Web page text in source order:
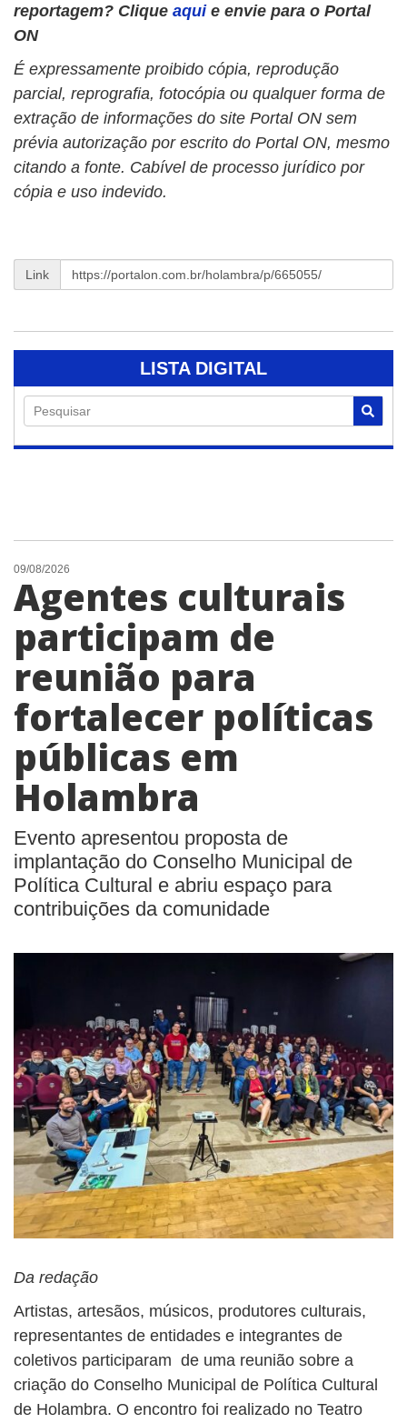
reportagem? Clique aqui e envie para o Portal
ON
É expressamente proibido cópia, reprodução
parcial, reprografia, fotocópia ou qualquer forma de
extração de informações do site Portal ON sem
prévia autorização por escrito do Portal ON, mesmo
citando a fonte. Cabível de processo jurídico por
cópia e uso indevido.
Link
LISTA DIGITAL
Pesquisar
09/08/2026
Agentes culturais
participam de
reunião para
fortalecer políticas
públicas em
Holambra
Evento apresentou proposta de
implantação do Conselho Municipal de
Política Cultural e abriu espaço para
contribuições da comunidade
Da redação
Artistas, artesãos, músicos, produtores culturais,
representantes de entidades e integrantes de
coletivos participaram de uma reunião sobre a
criação do Conselho Municipal de Política Cultural
de Holambra. O encontro foi realizado no Teatro